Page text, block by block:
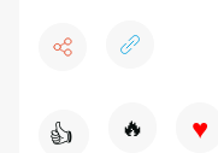
👍 🔥 ♥